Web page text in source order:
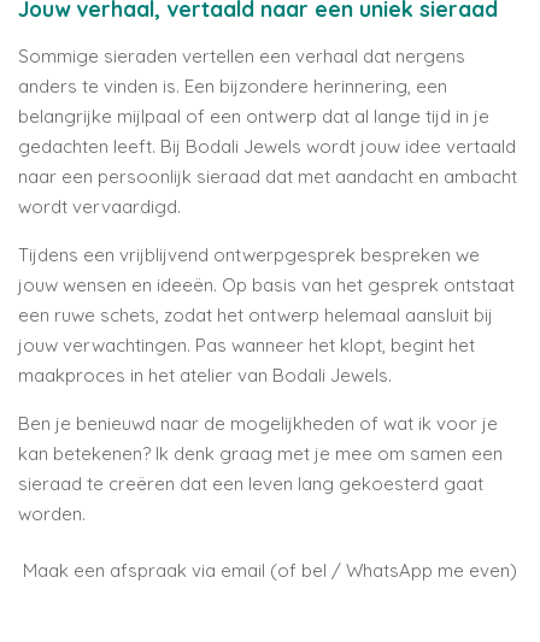
Jouw verhaal, vertaald naar een uniek sieraad
Sommige sieraden vertellen een verhaal dat nergens
anders te vinden is. Een bijzondere herinnering, een
belangrijke mijlpaal of een ontwerp dat al lange tijd in je
gedachten leeft. Bij Bodali Jewels wordt jouw idee vertaald
naar een persoonlijk sieraad dat met aandacht en ambacht
wordt vervaardigd.
Tijdens een vrijblijvend ontwerpgesprek bespreken we
jouw wensen en ideeën. Op basis van het gesprek ontstaat
een ruwe schets, zodat het ontwerp helemaal aansluit bij
jouw verwachtingen. Pas wanneer het klopt, begint het
maakproces in het atelier van Bodali Jewels.
Ben je benieuwd naar de mogelijkheden of wat ik voor je
kan betekenen? Ik denk graag met je mee om samen een
sieraad te creëren dat een leven lang gekoesterd gaat
worden.
Maak een afspraak via email (of bel / WhatsApp me even)